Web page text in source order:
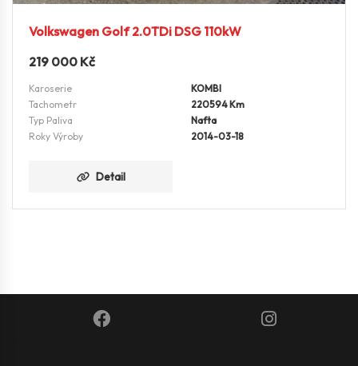
Volkswagen Golf 2.0TDi DSG 110kW
219 000 Kč
Karoserie
KOMBI
Tachometr
220594 Km
Typ Paliva
Nafta
Roky Výroby
2014-03-18
Detail